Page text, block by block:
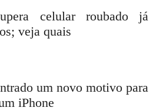
celular roubado já
veja quais
um novo motivo para
iPhone